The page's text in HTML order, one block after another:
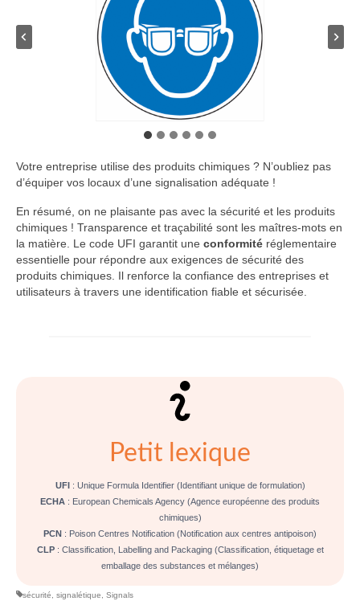
Votre entreprise utilise des produits chimiques ? N’oubliez pas
d’équiper vos locaux d’une signalisation adéquate !
En résumé, on ne plaisante pas avec la sécurité et les produits
chimiques ! Transparence et traçabilité sont les maîtres-mots en
la matière. Le code UFI garantit une conformité réglementaire
essentielle pour répondre aux exigences de sécurité des
produits chimiques. Il renforce la confiance des entreprises et
utilisateurs à travers une identification fiable et sécurisée.
Petit lexique
UFI : Unique Formula Identifier (Identifiant unique de formulation)
ECHA : European Chemicals Agency (Agence européenne des produits
chimiques)
PCN : Poison Centres Notification (Notification aux centres antipoison)
CLP: Classification, Labelling and Packaging (Classification, étiquetage et
emballage des substances et mélanges)
sécurité, signalétique, Signals